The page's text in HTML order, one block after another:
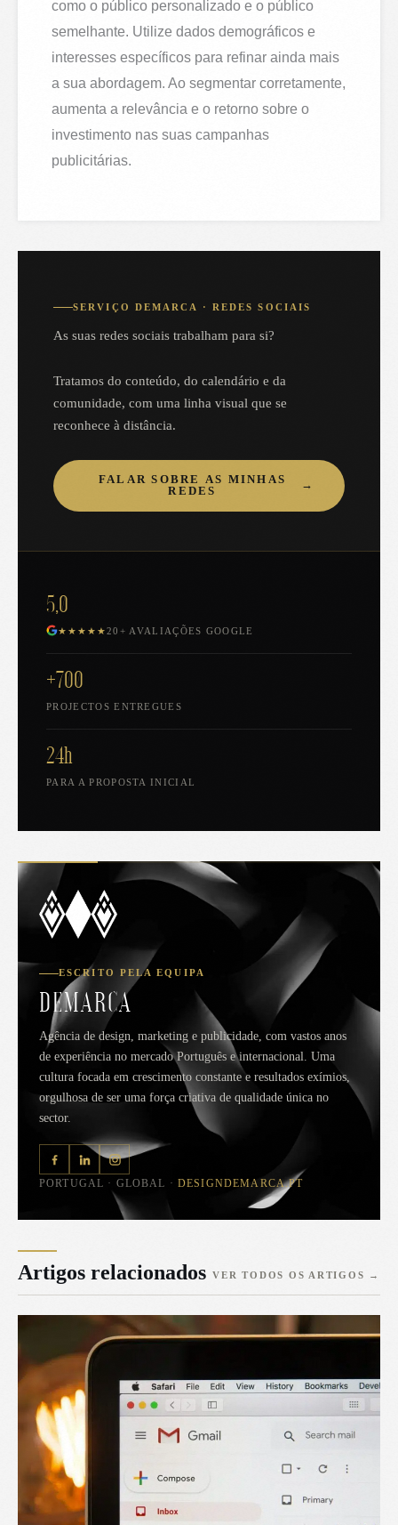
como o público personalizado e o público
semelhante. Utilize dados demográficos e
interesses específicos para refinar ainda mais
a sua abordagem. Ao segmentar corretamente,
aumenta a relevância e o retorno sobre o
investimento nas suas campanhas
publicitárias.
SERVIÇO DEMARCA · REDES SOCIAIS
As suas redes sociais trabalham para si?
Tratamos do conteúdo, do calendário e da
comunidade, com uma linha visual que se
reconhece à distância.
FALAR SOBRE AS MINHAS
REDES
→
5,0
★★★★★20+ AVALIAÇÕES GOOGLE
+700
PROJECTOS ENTREGUES
24h
PARA A PROPOSTA INICIAL
ESCRITO PELA EQUIPA
DEMARCA
Agência de design, marketing e publicidade, com vastos anos
de experiência no mercado Português e internacional. Uma
cultura focada em crescimento constante e resultados exímios,
orgulhosa de ser uma força criativa de qualidade única no
sector.
PORTUGAL · GLOBAL · DESIGNDEMARCA.PT
Artigos relacionados VER TODOS OS ARTIGOS →